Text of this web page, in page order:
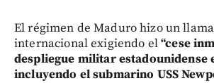
El régimen de Maduro hizo un
internacional exigiendo el“cese
despliegue militar estadounidense
incluyendo el submarino USS